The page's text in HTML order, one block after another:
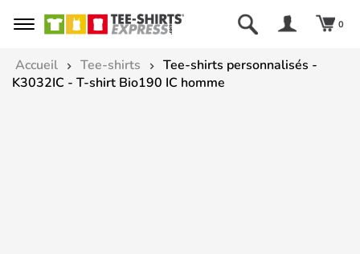
0
Accueil Tee-shirts
Tee-shirts personnalisés -
K3032IC - T-shirt Bio190 IC homme